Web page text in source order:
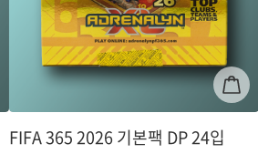
FIFA 365 2026 기본팩 DP 24입